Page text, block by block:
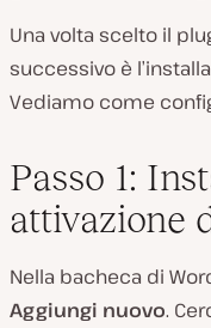
Una volta scelto il
successivo è
Vediamo come
Passo 1:
attivazione
Nella bacheca di
Aggiungi nuovo.